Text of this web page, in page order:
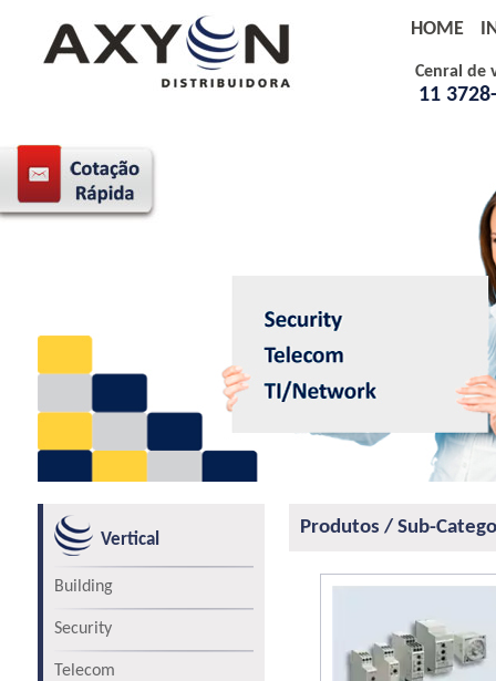
Cenral de
11
HOME
Vertical
Building
Security
Telecom
Produtos / Sub-